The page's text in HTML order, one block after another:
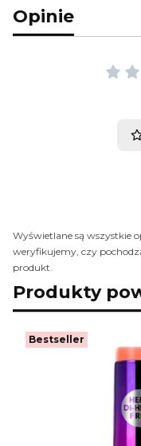
Opinie
Wyświetlane są wszystkie
weryfikujemy, czy
produkt.
Produkty
Bestseller